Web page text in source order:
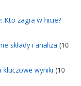
Kto zagra w hicie?
składy i analiza (10
kluczowe wyniki (10